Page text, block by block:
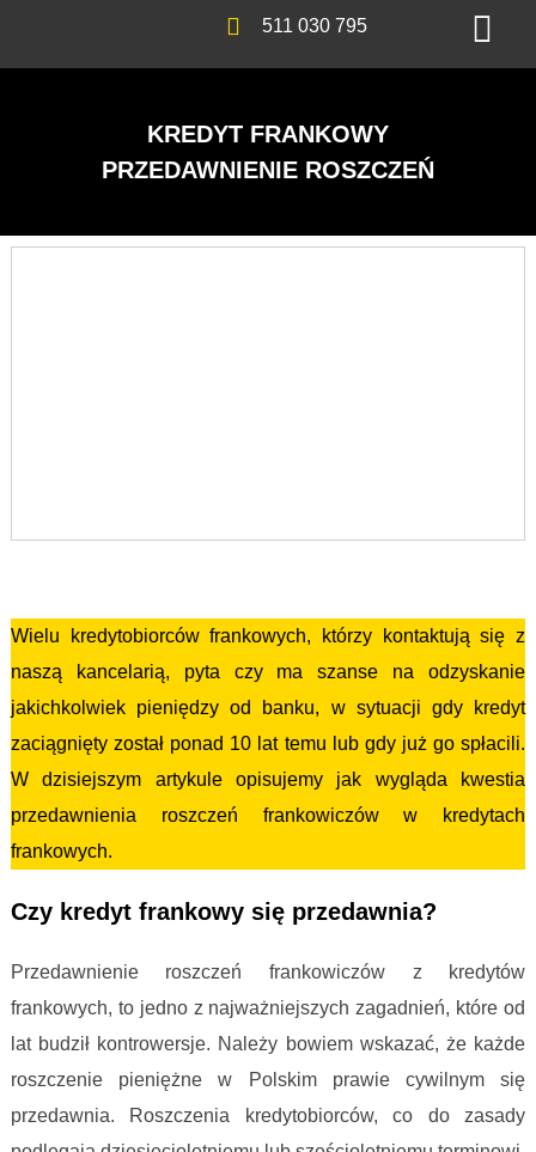
511 030 795
KREDYT FRANKOWY
PRZEDAWNIENIE ROSZCZEŃ
Wielu kredytobiorców frankowych, którzy kontaktują się z
naszą kancelarią, pyta czy ma szanse na odzyskanie
jakichkolwiek pieniędzy od banku, w sytuacji gdy kredyt
zaciągnięty został ponad 10 lat temu lub gdy już go spłacili.
W dzisiejszym artykule opisujemy jak wygląda kwestia
przedawnienia roszczeń frankowiczów w kredytach
frankowych.
Czy kredyt frankowy się przedawnia?
Przedawnienie roszczeń frankowiczów z kredytów
frankowych, to jedno z najważniejszych zagadnień, które od
lat budził kontrowersje. Należy bowiem wskazać, że każde
roszczenie pieniężne w Polskim prawie cywilnym się
przedawnia. Roszczenia kredytobiorców, co do zasady